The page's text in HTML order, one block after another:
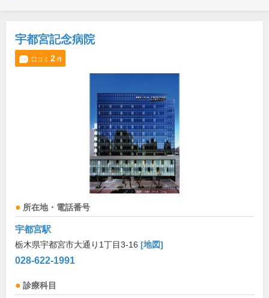
宇都宮記念病院
口コミ 2件
所在地・電話番号
宇都宮駅
栃木県宇都宮市大通り1丁目3-16 [地図]
028-622-1991
診療科目